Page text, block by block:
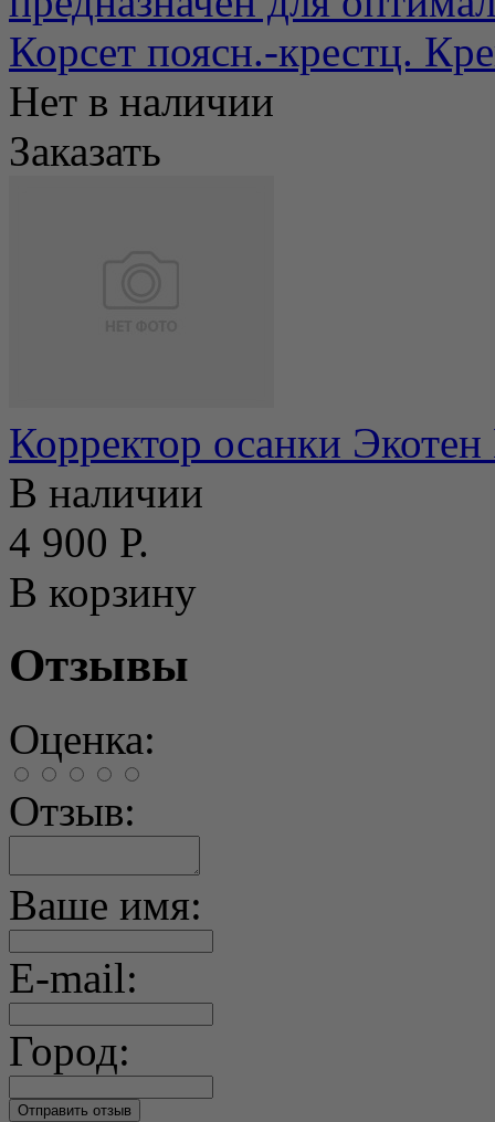
Корсет поясн.-крестц.
Нет в наличии
Заказать
Корректор осанки
В наличии
4 900 Р.
В корзину
Отзывы
Оценка:
Отзыв:
Ваше имя:
E-mail:
Город: